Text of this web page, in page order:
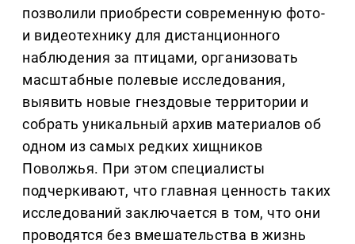
позволили приобрести современную фото-
и видеотехнику для дистанционного
наблюдения за птицами, организовать
масштабные полевые исследования,
выявить новые гнездовые территории и
собрать уникальный архив материалов об
одном из самых редких хищников
Поволжья. При этом специалисты
подчеркивают, что главная ценность таких
исследований заключается в том, что они
проводятся без вмешательства в жизнь